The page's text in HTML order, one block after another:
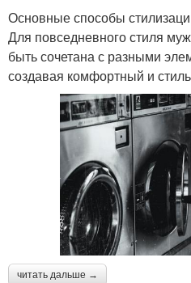
Основные способы
Для повседневного стиля
быть сочетана с разными
создавая комфортный и
читать дальше →